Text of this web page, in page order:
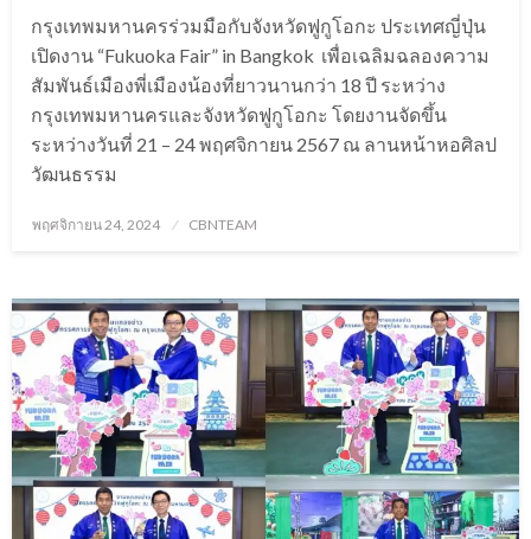
กรุงเทพมหานครร่วมมือกับจังหวัดฟูกูโอกะ ประเทศญี่ปุ่น
เปิดงาน “Fukuoka Fair” in Bangkok เพื่อเฉลิมฉลองความ
สัมพันธ์เมืองพี่เมืองน้องที่ยาวนานกว่า 18 ปี ระหว่าง
กรุงเทพมหานครและจังหวัดฟูกูโอกะ โดยงานจัดขึ้น
ระหว่างวันที่ 21 – 24 พฤศจิกายน 2567 ณ ลานหน้าหอศิลป
วัฒนธรรม
Posted
พฤศจิกายน 24, 2024 CBNTEAM